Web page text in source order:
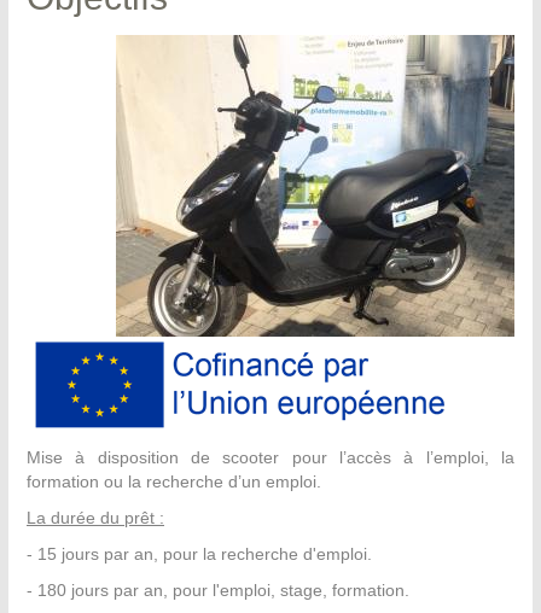
Mise à disposition de scooter pour l’accès à l’emploi, la
formation ou la recherche d’un emploi.
La durée du prêt :
- 15 jours par an, pour la recherche d'emploi.
- 180 jours par an, pour l'emploi, stage, formation.